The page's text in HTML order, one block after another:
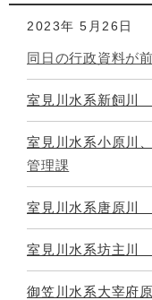
2023年 5月26日
同日の行政資料が
室見川水系新飼川
室見川水系小原川
管理課
室見川水系唐原川
室見川水系坊主川
御笠川水系大宰府